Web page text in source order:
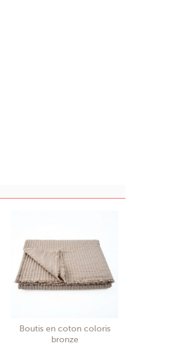
Boutis en coton coloris
bronze